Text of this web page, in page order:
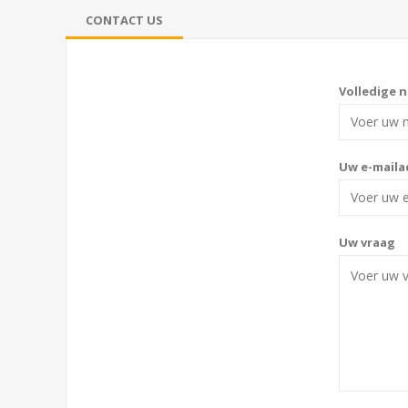
CONTACT US
Volledige
Uw e-
Uw vraag